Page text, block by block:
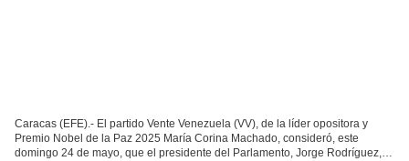
Caracas (EFE).- El partido Vente Venezuela (VV), de la líder opositora y
Premio Nobel de la Paz 2025 María Corina Machado, consideró, este
domingo 24 de mayo, que el presidente del Parlamento, Jorge Rodríguez,